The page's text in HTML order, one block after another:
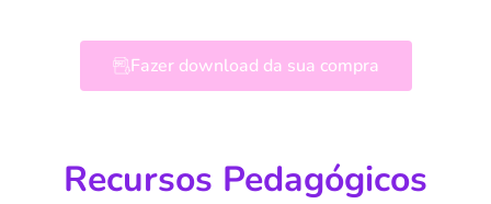
Fazer download da sua compra
Recursos Pedagógicos